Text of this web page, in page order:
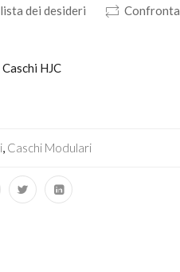
dei desideri Confronta
HJC
Caschi Modulari